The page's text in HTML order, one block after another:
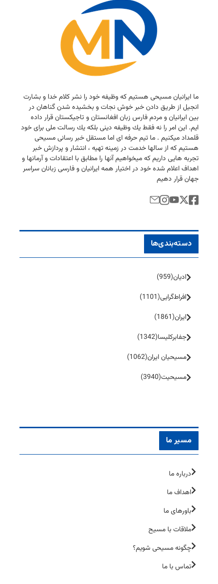
ما ایرانیان مسیحی هستیم كه وظیفه خود را نشر كلام خدا و بشارت
انجیل از طریق دادن خبر خوش نجات و بخشیده شدن گناهان در
بین ایرانیان و مردم فارس زبان افغانستان و تاجیكستان قرار داده
ایم. این امر را نه فقط یك وظیفه دینی بلكه یك رسالت ملی برای خود
قلمداد میكنیم . ما تیم حرفه ای اما مستقل خبر رسانی مسیحی
هستیم كه از سالها خدمت در زمینه تهیه ، انتشار و پردازش خبر
تجربه هایی داریم كه میخواهیم آنها را مطابق با اعتقادات و آرمانها و
اهداف اعلام شده خود در اختیار همه ایرانیان و فارسی زبانان سراسر
جهان قرار دهیم
دسته‌بندی‌ها
ادیان(959)
افراط‌گرایی(1101)
ایران(1861)
جفا‌بر‌کلیسا(1342)
مسیحیان ایران(1062)
مسیحیت(3940)
مسیر ما
درباره ما
اهداف ما
باورهای ما
ملاقات با مسیح
چگونه مسیحی شویم؟
تماس با ما